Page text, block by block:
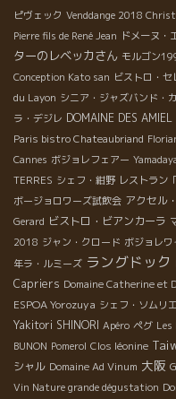
ピヴェック Venddange 2018
Pierre fils de René Jean ドメーヌ・
ターのレベッカさん モルゴン
Conception Kato san ビストロ・セ
du Layon シニア・ジャズバンド・
ラ・デジレ DOMAINE DES AMIEL
Paris bistro Chateaubriand
Cannes ボジョレフェアー
TERRES シェフ・紺野 レストラン
ボージョロワーズ試飲会 アクセル
Gerard ビストロ・ビアンカーラ
2018 ジャン・クロード ボジョレ
年ラ・ルミーズ ラングドック
Capriers Domaine Catherine et
ESPOA Yorozuya シェフ・ソムリ
Yakitori SHINORI Apéro ペグ Les
BUNON Pomerol Clos léonine
シャル Domaine Ad Vinum 大阪
Vin Nature grande dégustation